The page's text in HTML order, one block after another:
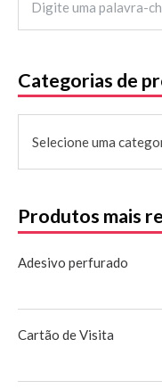
Categorias de
Selecione uma
Produtos mais
Adesivo perfurado
Cartão de Visita